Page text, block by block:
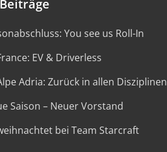
You see us Roll-In
EV & Driverless
Adria: Zurück in allen Disziplinen
Saison – Neuer Vorstand
bei Team Starcraft